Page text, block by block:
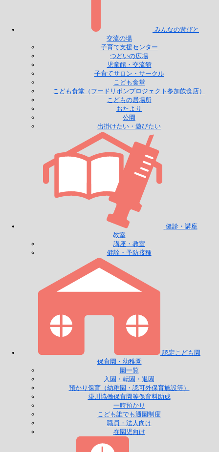
みんなの遊びと
交流の場
子育て支援センター
つどいの広場
児童館・交流館
子育てサロン・サークル
こども食堂
こども食堂（フードリボンプロジェクト参加飲食店）
こどもの居場所
おたより
公園
出掛けたい・遊びたい
健診・講座
教室
講座・教室
健診・予防接種
認定こども園
保育園・幼稚園
園一覧
入園・転園・退園
預かり保育（幼稚園・認可外保育施設等）
掛川協働保育園等保育料助成
一時預かり
こども誰でも通園制度
職員・法人向け
在園児向け